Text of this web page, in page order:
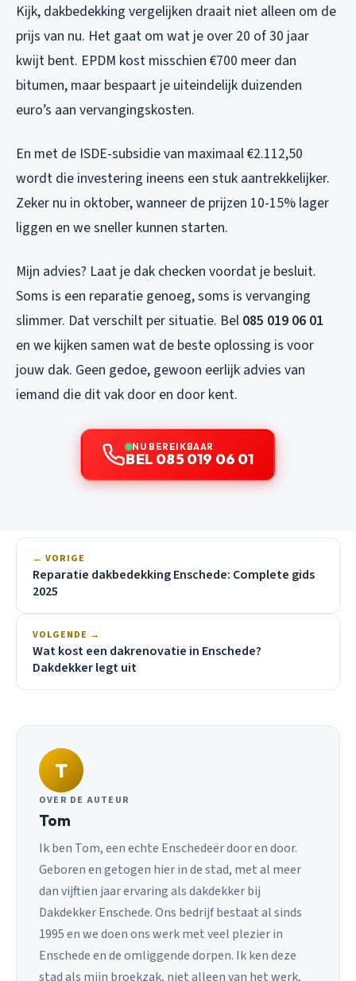
Kijk, dakbedekking vergelijken draait niet alleen om de
prijs van nu. Het gaat om wat je over 20 of 30 jaar
kwijt bent. EPDM kost misschien €700 meer dan
bitumen, maar bespaart je uiteindelijk duizenden
euro’s aan vervangingskosten.
En met de ISDE-subsidie van maximaal €2.112,50
wordt die investering ineens een stuk aantrekkelijker.
Zeker nu in oktober, wanneer de prijzen 10-15% lager
liggen en we sneller kunnen starten.
Mijn advies? Laat je dak checken voordat je besluit.
Soms is een reparatie genoeg, soms is vervanging
slimmer. Dat verschilt per situatie. Bel 085 019 06 01
en we kijken samen wat de beste oplossing is voor
jouw dak. Geen gedoe, gewoon eerlijk advies van
iemand die dit vak door en door kent.
NU BEREIKBAAR
BEL 085 019 06 01
← VORIGE
Reparatie dakbedekking Enschede: Complete gids
2025
VOLGENDE →
Wat kost een dakrenovatie in Enschede?
Dakdekker legt uit
T
OVER DE AUTEUR
Tom
Ik ben Tom, een echte Enschedeër door en door.
Geboren en getogen hier in de stad, met al meer
dan vijftien jaar ervaring als dakdekker bij
Dakdekker Enschede. Ons bedrijf bestaat al sinds
1995 en we doen ons werk met veel plezier in
Enschede en de omliggende dorpen. Ik ken deze
stad als mijn broekzak, niet alleen van het werk,